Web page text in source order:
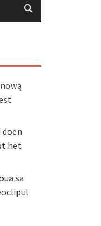
het
sa